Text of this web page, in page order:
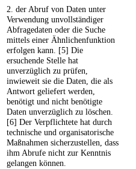
2. der Abruf von Daten unter
Verwendung unvollständiger
Abfragedaten oder die Suche
mittels einer Ähnlichenfunktion
erfolgen kann. [5] Die
ersuchende Stelle hat
unverzüglich zu prüfen,
inwieweit sie die Daten, die als
Antwort geliefert werden,
benötigt und nicht benötigte
Daten unverzüglich zu löschen.
[6] Der Verpflichtete hat durch
technische und organisatorische
Maßnahmen sicherzustellen, dass
ihm Abrufe nicht zur Kenntnis
gelangen können.